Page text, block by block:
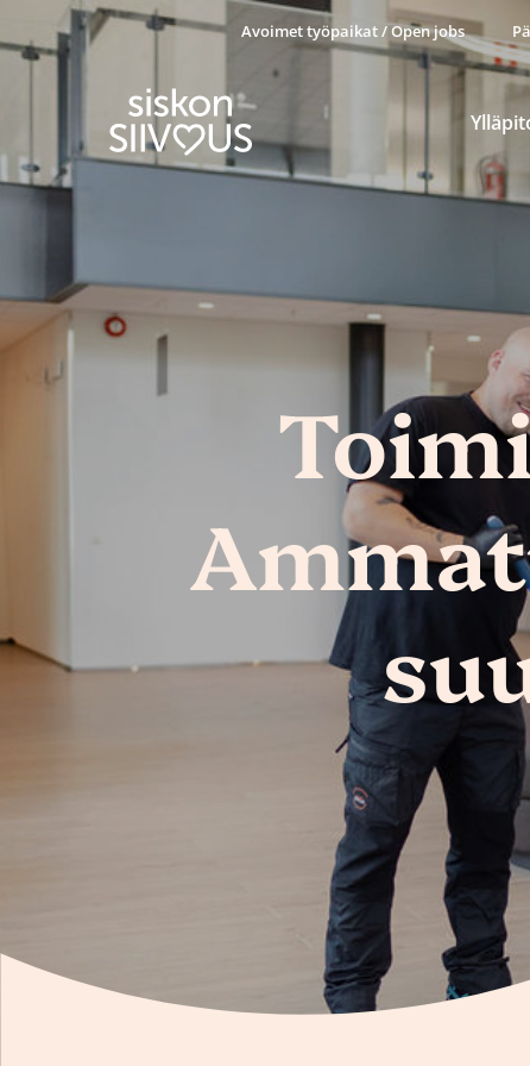
Avoimet työpaikat / Open jobs